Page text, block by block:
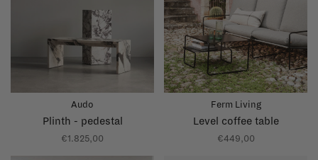
Audo
Plinth - pedestal
€1.825,00
Ferm Living
Level coffee table
€449,00